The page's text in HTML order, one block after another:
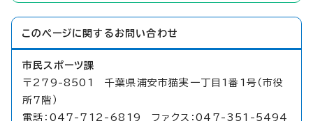
このページに関する お問い合わせ
市民スポーツ課
〒279-8501 千葉県浦安市猫実一丁目1番1号（市役
所7階）
電話：047-712-6819 ファクス：047-351-5494